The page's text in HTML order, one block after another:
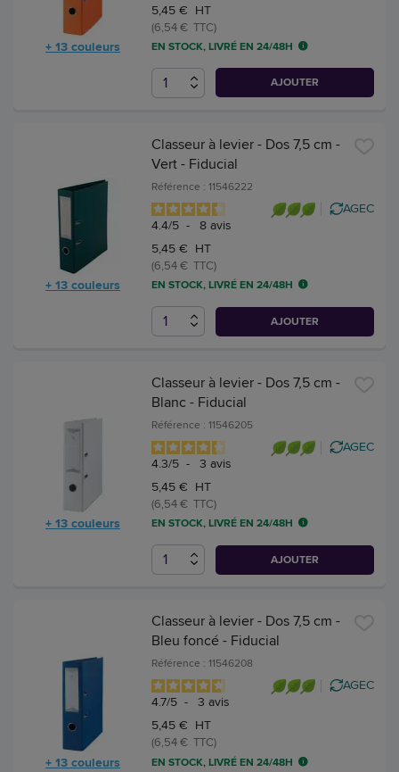
+ 13 couleurs
5,45 € HT
(6,54 € TTC)
EN STOCK, LIVRÉ EN 24/48H
AJOUTER
+ 13 couleurs
Classeur à levier - Dos 7,5 cm -
Vert - Fiducial
Référence : 11546222
4.4/5 - 8 avis
AGEC
5,45 € HT
(6,54 € TTC)
EN STOCK, LIVRÉ EN 24/48H
AJOUTER
+ 13 couleurs
Classeur à levier - Dos 7,5 cm -
Blanc - Fiducial
Référence : 11546205
4.3/5 - 3 avis
AGEC
5,45 € HT
(6,54 € TTC)
EN STOCK, LIVRÉ EN 24/48H
AJOUTER
+ 13 couleurs
Classeur à levier - Dos 7,5 cm -
Bleu foncé - Fiducial
Référence : 11546208
4.7/5 - 3 avis
AGEC
5,45 € HT
(6,54 € TTC)
EN STOCK, LIVRÉ EN 24/48H